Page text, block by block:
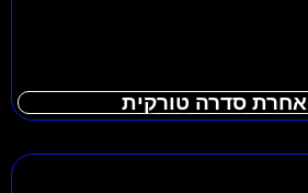
סדרה טורקית